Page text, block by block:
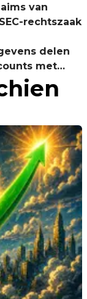
van
rechtszaak
delen
met